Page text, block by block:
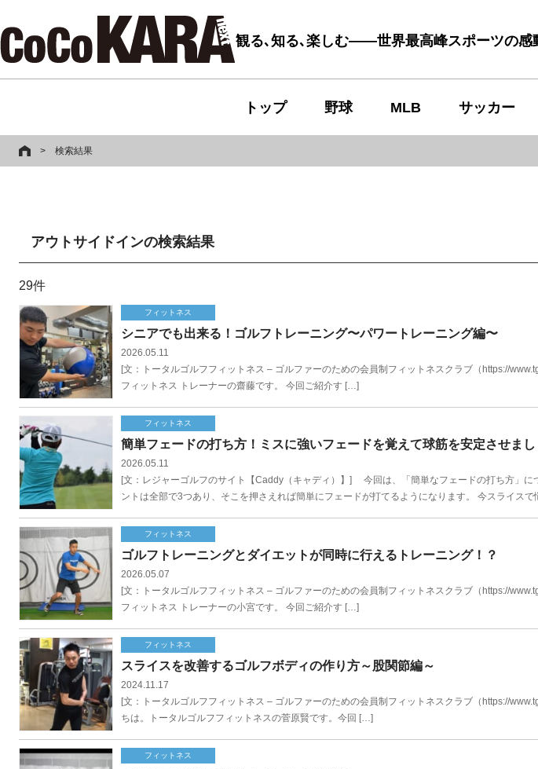
観る､知る､楽しむ――世界最高峰スポーツの感
トップ 野球 MLB サッカー
> 検索結果
アウトサイドインの検索結果
29件
フィットネス
シニアでも出来る！ゴルフトレーニング〜パワートレーニング編〜
2026.05.11
[文：トータルゴルフフィットネス – ゴルファーのための会員制フィットネスクラブ（https://
フィットネス トレーナーの齋藤です。 今回ご紹介す […]
フィットネス
簡単フェードの打ち方！ミスに強いフェードを覚えて球筋を安定させまし
2026.05.11
[文：レジャーゴルフのサイト【Caddy（キャディ）】] 今回は、「簡単なフェードの打ち方」に
ントは全部で3つあり、そこを押さえれば簡単にフェードが打てるようになります。 今スライス
フィットネス
ゴルフトレーニングとダイエットが同時に行えるトレーニング！？
2026.05.07
[文：トータルゴルフフィットネス – ゴルファーのための会員制フィットネスクラブ（https://
フィットネス トレーナーの小宮です。 今回ご紹介す […]
フィットネス
スライスを改善するゴルフボディの作り方～股関節編～
2024.11.17
[文：トータルゴルフフィットネス – ゴルファーのための会員制フィットネスクラブ（https://
ちは。トータルゴルフフィットネスの菅原賢です。今回 […]
フィットネス